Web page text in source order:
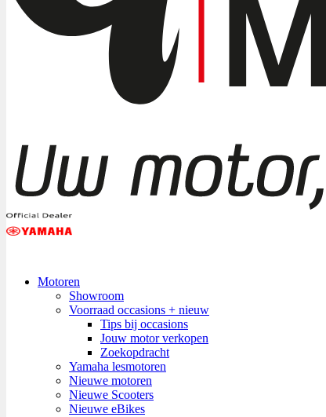
Motoren
Showroom
Voorraad occasions + nieuw
Tips bij occasions
Jouw motor verkopen
Zoekopdracht
Yamaha lesmotoren
Nieuwe motoren
Nieuwe Scooters
Nieuwe eBikes